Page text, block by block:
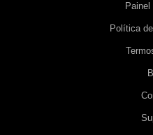
Painel
Política